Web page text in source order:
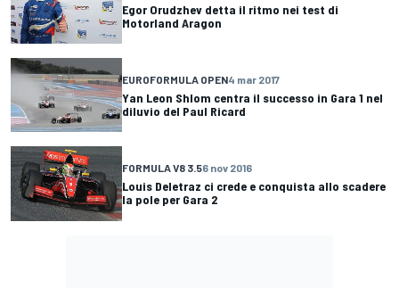
Egor Orudzhev detta il ritmo nei test di
Motorland Aragon
EUROFORMULA OPEN4 mar 2017
Yan Leon Shlom centra il successo in Gara 1 nel
diluvio del Paul Ricard
FORMULA V8 3.56 nov 2016
Louis Deletraz ci crede e conquista allo scadere
la pole per Gara 2